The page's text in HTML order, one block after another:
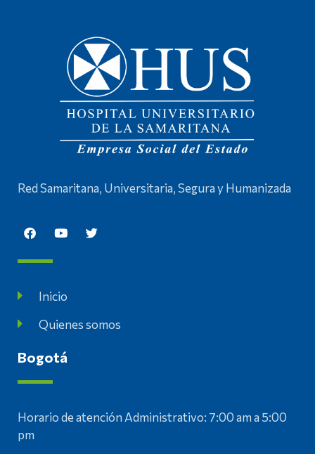
Red Samaritana, Universitaria, Segura y Humanizada
Inicio
Quienes somos
Bogotá
Horario de atención Administrativo: 7:00 am a 5:00
pm